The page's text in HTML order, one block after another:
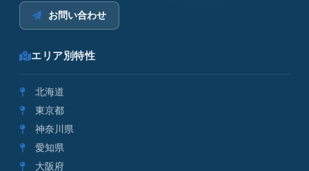
お問い合わせ
エリア別特性
北海道
東京都
神奈川県
愛知県
大阪府